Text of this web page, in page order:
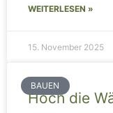
WEITERLESEN »
15. November 2025
BAUEN
Hoch die